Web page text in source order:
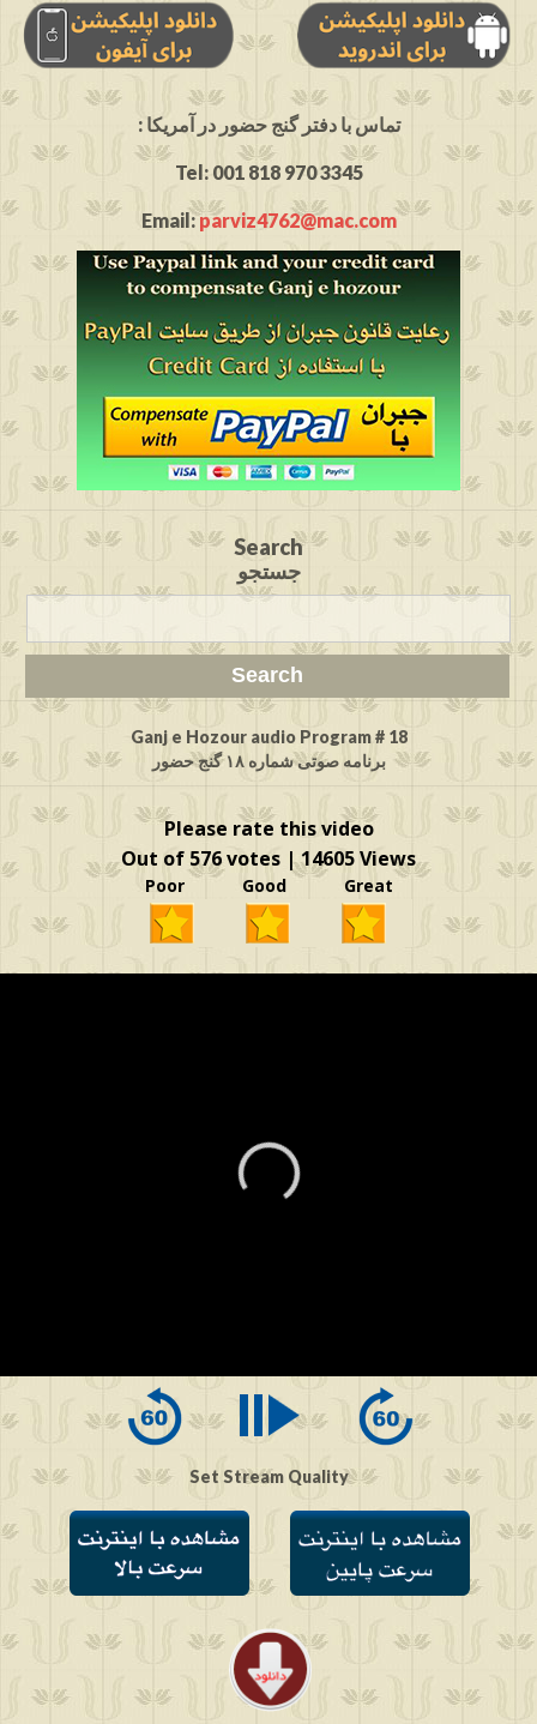
: تماس با دفتر گنج حضور در آمریکا
Tel: 001 818 970 3345
Email:parviz4762@mac.com
Search
جستجو
Ganj e Hozour audio Program # 18
برنامه صوتی شماره ۱۸ گنج حضور
Please rate this video
Out of 576 votes | 14605 Views
Poor Good Great
of
Set Stream Quality